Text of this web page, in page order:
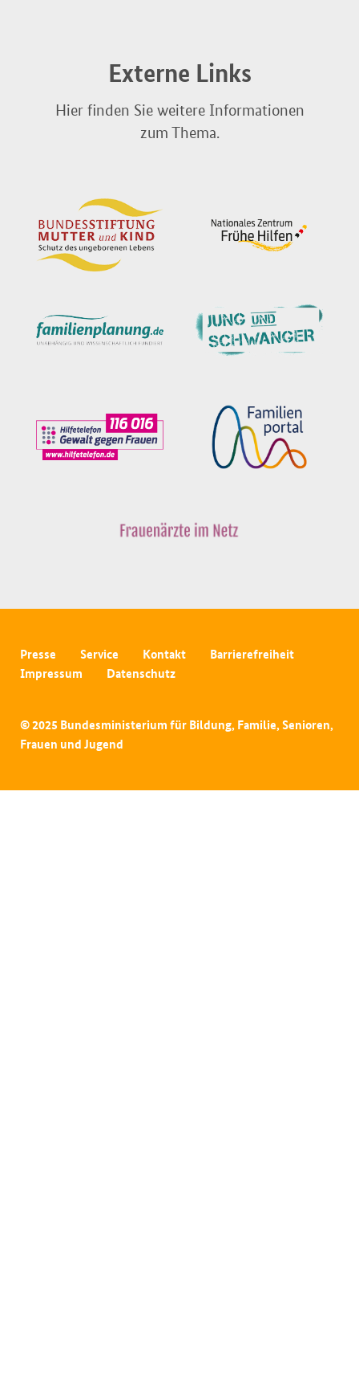
Externe Links
Hier finden Sie weitere Informationen
zum Thema.
Presse Service Kontakt
Barrierefreiheit
Impressum
Datenschutz
© 2025 Bundesministerium für Bildung, Familie, Senioren,
Frauen und Jugend